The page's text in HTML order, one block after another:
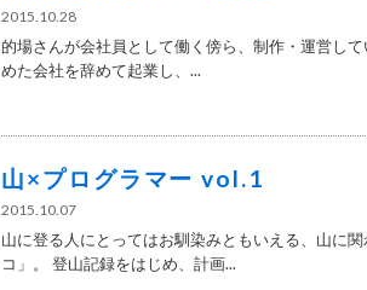
2015.10.28
的場さんが会社員として働く傍ら、制作・運営し
めた会社を辞めて起業し、...
山×プログラマー vol.1
2015.10.07
山に登る人にとってはお馴染みともいえる、山に
コ」。 登山記録をはじめ、計画...